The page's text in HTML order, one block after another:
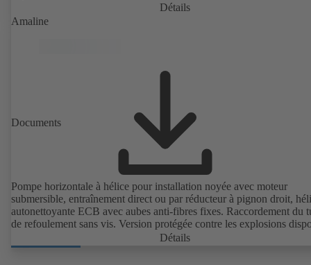
Détails
Amaline
Documents
Pompe horizontale à hélice pour installation noyée avec moteur
submersible, entraînement direct ou par réducteur à pignon droit,
autonettoyante ECB avec aubes anti-fibres fixes. Raccordement du
de refoulement sans vis. Version protégée contre les explosions
Détails